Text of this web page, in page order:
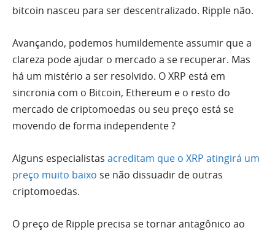
bitcoin nasceu para ser descentralizado. Ripple não.
Avançando, podemos humildemente assumir que a
clareza pode ajudar o mercado a se recuperar. Mas
há um mistério a ser resolvido. O XRP está em
sincronia com o Bitcoin, Ethereum e o resto do
mercado de criptomoedas ou seu preço está se
movendo de forma independente ?
Alguns especialistas acreditam que o XRP atingirá um
preço muito baixo se não dissuadir de outras
criptomoedas.
O preço de Ripple precisa se tornar antagônico ao